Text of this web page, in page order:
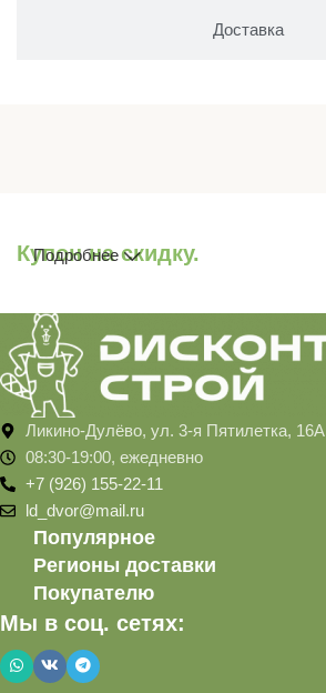
Доставка
Купон на скидку.
Подробнее
Ликино-Дулёво, ул. 3-я Пятилетка, 16А
08:30-19:00, ежедневно
+7 (926) 155-22-11
ld_dvor@mail.ru
Популярное
Регионы доставки
Покупателю
Мы в соц. сетях: